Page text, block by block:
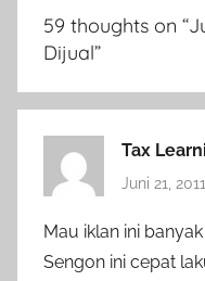
59 thoughts on “
Dijual”
Tax
Juni 21,
Mau iklan ini
Sengon ini cepat